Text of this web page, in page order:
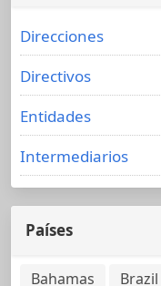
Direcciones
Directivos
Entidades
Intermediarios
Países
Bahamas Brazil